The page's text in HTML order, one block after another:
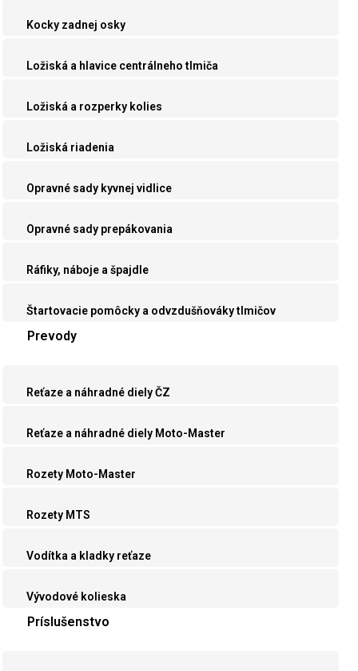
Kocky zadnej osky
Ložiská a hlavice centrálneho tlmiča
Ložiská a rozperky kolies
Ložiská riadenia
Opravné sady kyvnej vidlice
Opravné sady prepákovania
Ráfiky, náboje a špajdle
Štartovacie pomôcky a odvzdušňováky tlmičov
Prevody
Reťaze a náhradné diely ČZ
Reťaze a náhradné diely Moto-Master
Rozety Moto-Master
Rozety MTS
Vodítka a kladky reťaze
Vývodové kolieska
Príslušenstvo